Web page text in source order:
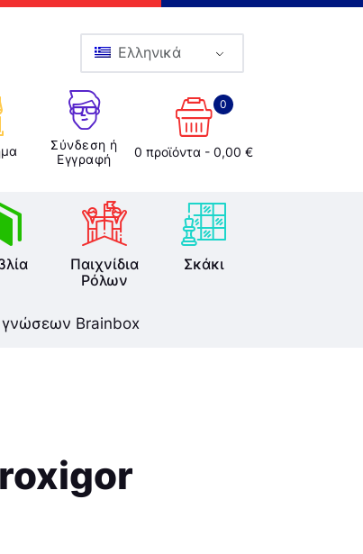
Ελληνικά
Σύνδεση ή
Εγγραφή
0 προϊόντα - 0,00 €
0
Παιχνίδια
Ρόλων
Σκάκι
γνώσεων Brainbox